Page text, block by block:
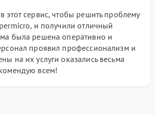
этот сервис, чтобы решить проблему
и получили отличный
была решена оперативно и
проявил профессионализм и
на их услуги оказались весьма
всем!